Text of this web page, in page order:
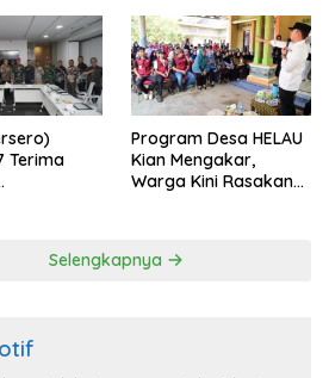
Terima
Program Desa HELAU
Kian Mengakar,
Warga Kini Rasakan
Selengkapnya